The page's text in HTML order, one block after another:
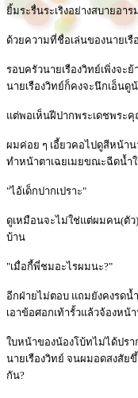
ยิ้มระรื่นระเริงอย่างสบายอา
ด้วยความที่ชื่อเล่นของนายเรื
รอบครัวนายเรืองวิทย์เพิ่งจ
นายเรืองวิทย์ก็คงจะนึกเอ็น
แต่พอเห็นฝีปากพระเดชพระ
ผมค่อย ๆ เอี้ยวคอไปดูสีหน้า
ทำหน้าตาเฉยเมยขณะฉีดน้ำ
"ไอ้เด็กปากเปราะ"
ดูเหมือนจะไม่ใช่แต่ผมคน(ตัว)
บ้าน
"เมื่อกี้พี่ชมอะไรผมนะ?"
อีกฝ่ายไม่ตอบ แถมยังคงรด
เอาข้อศอกเท้ารั้วแล้วจ้องห
ใบหน้าของน้องโบ้ทไม่ได้ปร
นายเรืองวิทย์ จนผมอดสงสัย
กัน?